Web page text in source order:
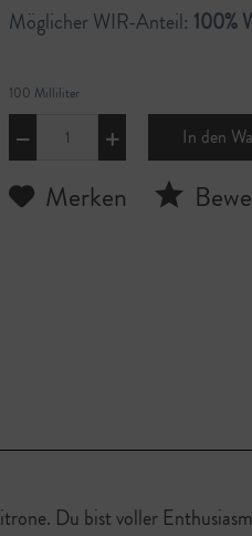
Möglicher WIR-Anteil: 100%
100 Milliliter
In den
Merken
Du bist voller